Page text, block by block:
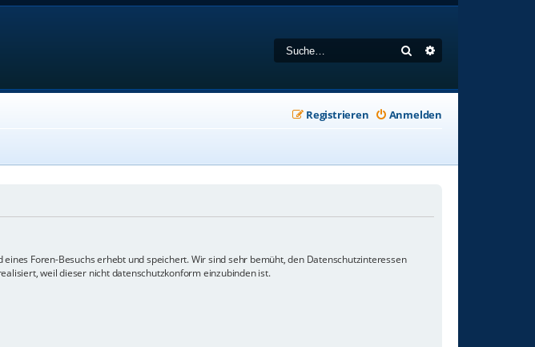
Suche
Anmelden
Registrieren
Foren-Besuchs erhebt und speichert. Wir sind sehr bemüht, den Datenschutzinteressen
weil dieser nicht datenschutzkonform einzubinden ist.